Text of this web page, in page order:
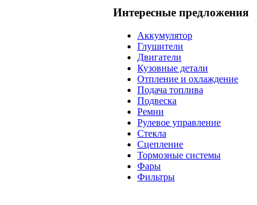
Интересные предложения
Аккумулятор
Глушители
Двигатели
Кузовные детали
Отпление и охлаждение
Подача топлива
Подвеска
Ремни
Рулевое управление
Стекла
Сцепление
Тормозные системы
Фары
Фильтры